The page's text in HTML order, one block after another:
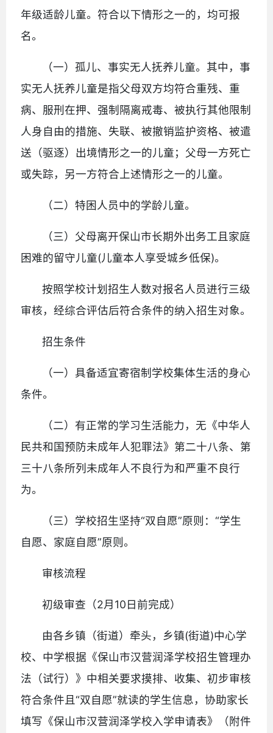
年级适龄儿童。符合以下情形之一的，均可报
名。
（一）孤儿、事实无人抚养儿童。其中，事
实无人抚养儿童是指父母双方均符合重残、重
病、服刑在押、强制隔离戒毒、被执行其他限制
人身自由的措施、失联、被撤销监护资格、被遣
送（驱逐）出境情形之一的儿童；父母一方死亡
或失踪，另一方符合上述情形之一的儿童。
（二）特困人员中的学龄儿童。
（三）父母离开保山市长期外出务工且家庭
困难的留守儿童(儿童本人享受城乡低保)。
按照学校计划招生人数对报名人员进行三级
审核，经综合评估后符合条件的纳入招生对象。
招生条件
（一）具备适宜寄宿制学校集体生活的身心
条件。
（二）有正常的学习生活能力，无《中华人
民共和国预防未成年人犯罪法》第二十八条、第
三十八条所列未成年人不良行为和严重不良行
为。
（三）学校招生坚持“双自愿”原则：“学生
自愿、家庭自愿”原则。
审核流程
初级审查（2月10日前完成）
由各乡镇（街道）牵头，乡镇(街道)中心学
校、中学根据《保山市汉营润泽学校招生管理办
法（试行）》中相关要求摸排、收集、初步审核
符合条件且“双自愿”就读的学生信息，协助家长
填写《保山市汉营润泽学校入学申请表》（附件